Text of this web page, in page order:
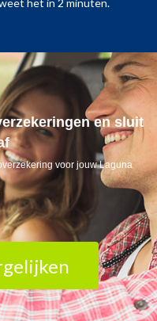
het in 2 minuten.
en sluit
voor jouw Laguna